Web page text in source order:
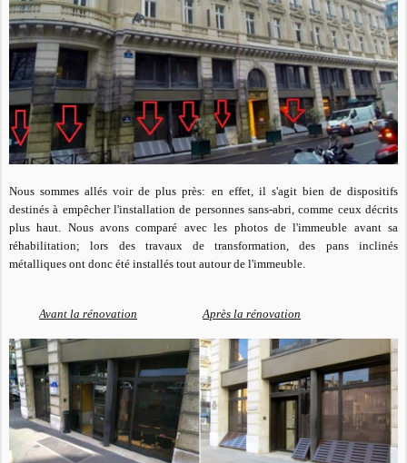
Nous sommes allés voir de plus près: en effet, il s'agit bien de dispositifs
destinés à empêcher l'installation de personnes sans-abri, comme ceux décrits
plus haut. Nous avons comparé avec les photos de l'immeuble avant sa
réhabilitation; lors des travaux de transformation, des pans inclinés
métalliques ont donc été installés tout autour de l'immeuble.
Avant la rénovation Après la rénovation